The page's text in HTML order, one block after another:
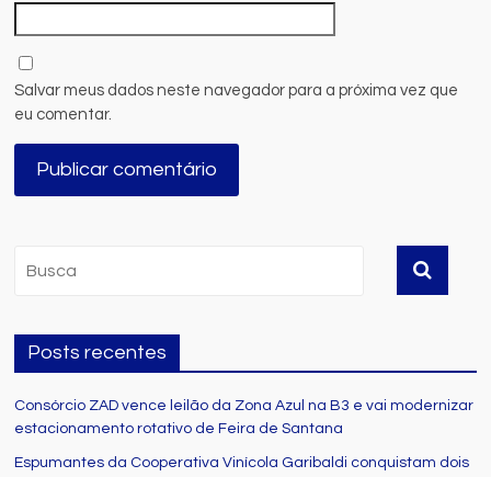
Salvar meus dados neste navegador para a próxima vez que
eu comentar.
Posts recentes
Consórcio ZAD vence leilão da Zona Azul na B3 e vai modernizar
estacionamento rotativo de Feira de Santana
Espumantes da Cooperativa Vinícola Garibaldi conquistam dois